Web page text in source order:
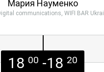
Мария Науменко
communications, WIFI BAR
18 00 -18 20